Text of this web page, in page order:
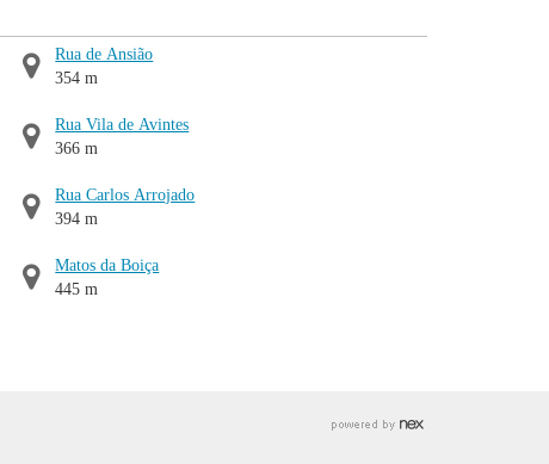
Rua de Ansião
354 m
Rua Vila de Avintes
366 m
Rua Carlos Arrojado
394 m
Matos da Boiça
445 m